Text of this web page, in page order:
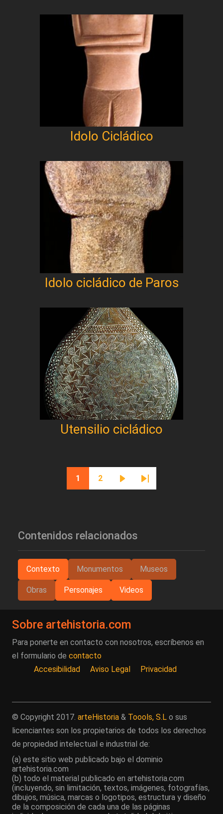
Idolo Cicládico
Idolo cicládico de Paros
Utensilio cicládico
Paginación
Página actual
1
Página
2
Siguiente página
Última página
Contenidos relacionados
Contexto Monumentos Museos
Obras Personajes Videos
Sobre artehistoria.com
Para ponerte en contacto con nosotros, escríbenos en
el formulario de contacto
Accesibilidad
Aviso Legal Privacidad
© Copyright 2017. arteHistoria & Toools, S.L o sus
licenciantes son los propietarios de todos los derechos
de propiedad intelectual e industrial de:
(a) este sitio web publicado bajo el dominio
artehistoria.com
(b) todo el material publicado en artehistoria.com
(incluyendo, sin limitación, textos, imágenes, fotografías,
dibujos, música, marcas o logotipos, estructura y diseño
de la composición de cada una de las páginas